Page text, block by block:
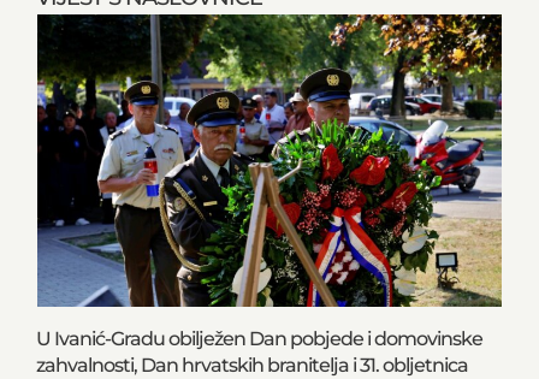
U Ivanić-Gradu obilježen Dan pobjede i domovinske
zahvalnosti, Dan hrvatskih branitelja i 31. obljetnica